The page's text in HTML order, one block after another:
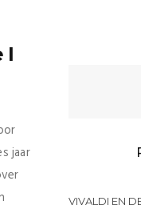
I
jaar
VIVALDI EN